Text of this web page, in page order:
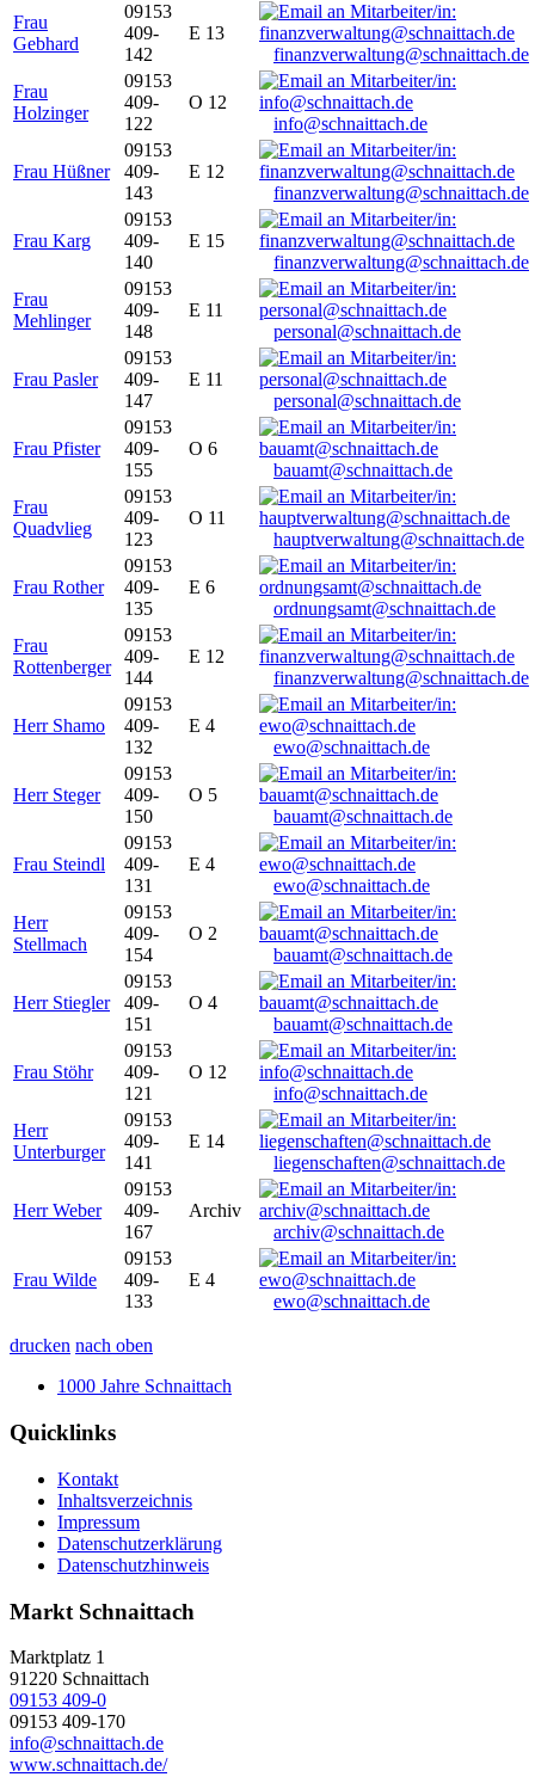
Frau
Gebhard
09153
409-
142
E 13
finanzverwaltung@schnaittach.de
Frau
Holzinger
09153
409-
122
O 12
info@schnaittach.de
Frau Hüßner
09153
409-
143
E 12
finanzverwaltung@schnaittach.de
Frau Karg
09153
409-
140
E 15
finanzverwaltung@schnaittach.de
Frau
Mehlinger
09153
409-
148
E 11
personal@schnaittach.de
Frau Pasler
09153
409-
147
E 11
personal@schnaittach.de
Frau Pfister
09153
409-
155
O 6
bauamt@schnaittach.de
Frau
Quadvlieg
09153
409-
123
O 11
hauptverwaltung@schnaittach.de
Frau Rother
09153
409-
135
E 6
ordnungsamt@schnaittach.de
Frau
Rottenberger
09153
409-
144
E 12
finanzverwaltung@schnaittach.de
Herr Shamo
09153
409-
132
E 4
ewo@schnaittach.de
Herr Steger
09153
409-
150
O 5
bauamt@schnaittach.de
Frau Steindl
09153
409-
131
E 4
ewo@schnaittach.de
Herr
Stellmach
09153
409-
154
O 2
bauamt@schnaittach.de
Herr Stiegler
09153
409-
151
O 4
bauamt@schnaittach.de
Frau Stöhr
09153
409-
121
O 12
info@schnaittach.de
Herr
Unterburger
09153
409-
141
E 14
liegenschaften@schnaittach.de
Herr Weber
09153
409-
167
Archiv
archiv@schnaittach.de
Frau Wilde
09153
409-
133
E 4
ewo@schnaittach.de
drucken nach oben
1000 Jahre Schnaittach
Quicklinks
Kontakt
Inhaltsverzeichnis
Impressum
Datenschutzerklärung
Datenschutzhinweis
Markt Schnaittach
Marktplatz 1
91220 Schnaittach
09153 409-0
09153 409-170
info@schnaittach.de
www.schnaittach.de/